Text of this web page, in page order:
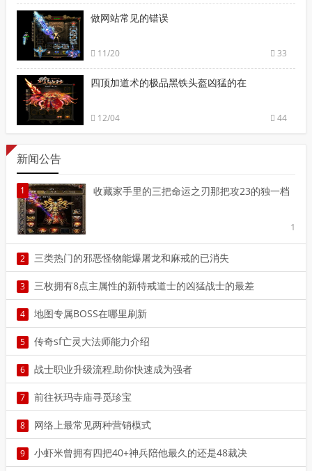
做网站常见的错误
11/20 33
四顶加道术的极品黑铁头盔凶猛的在
12/04 44
新闻公告
1 收藏家手里的三把命运之刃那把攻23的独一档
1
2 三类热门的邪恶怪物能爆屠龙和麻戒的已消失
3 三枚拥有8点主属性的新特戒道士的凶猛战士的最差
4 地图专属BOSS在哪里刷新
5 传奇sf亡灵大法师能力介绍
6 战士职业升级流程,助你快速成为强者
7 前往袄玛寺庙寻觅珍宝
8 网络上最常见两种营销模式
9 小虾米曾拥有四把40+神兵陪他最久的还是48裁决